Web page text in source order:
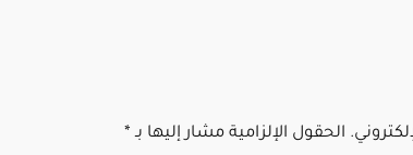
الحقول الإلزامية مشار إليها بـ *